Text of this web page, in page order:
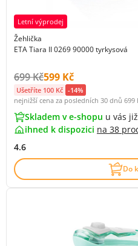
Letní výprodej
Žehlička
ETA Tiara II 0269 90000 tyrkysová
Původní cena s DPH:
699 KčCena s DPH:
599 Kč
Ušetříte 100 Kč -14%
nejnižší cena za posledních 30 dnů 699
Skladem v e-shopu u vás
ihned k dispozici na 38
4.6
Do